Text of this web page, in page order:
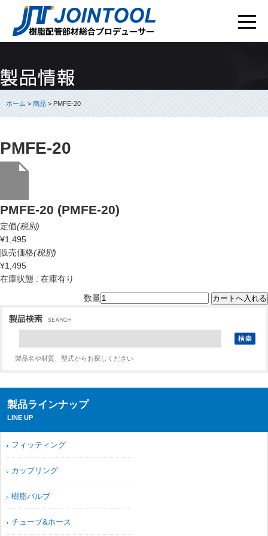
ホーム>商品> PMFE-20
PMFE-20
PMFE-20 (PMFE-20)
定価(税別)
¥1,495
販売価格(税別)
¥1,495
在庫状態 : 在庫有り
数量
製品名や材質、型式からお探しください
製品ラインナップ
LINE UP
フィッティング
カップリング
樹脂バルブ
チューブ&ホース